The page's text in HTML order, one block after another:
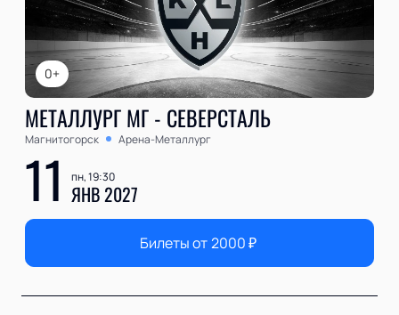
0+
МЕТАЛЛУРГ МГ - СЕВЕРСТАЛЬ
Магнитогорск Арена-Металлург
11 пн, 19:30
ЯНВ 2027
Билеты от 2000₽